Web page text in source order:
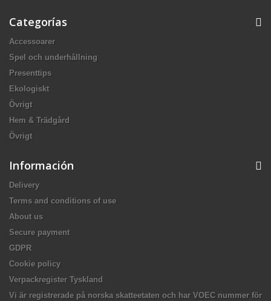
Categorías
Accessoarer
Spel och underhållning
Presenttips
Ekologiskt
Övrigt
Hem & Trädgård
Övrigt
Información
Delivery
Terms and conditions of use
About us
Secure payment
GDPR
Cookie policy
Verpackregister Tyskland
Vi är registrerade på norska skatteetaten och har VOEC nummer för